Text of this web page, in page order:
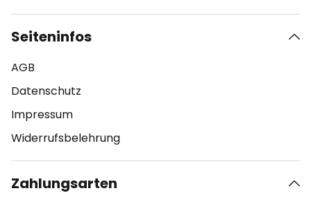
Seiteninfos
AGB
Datenschutz
Impressum
Widerrufsbelehrung
Zahlungsarten